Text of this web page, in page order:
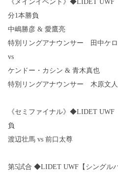
分1本勝負
中嶋勝彦 & 愛鷹亮
特別リングアナウンサー 田中ケロ
vs
ケンドー・カシン & 青木真也
特別リングアナウンサー 木原文人
《セミファイナル》◆LIDET UWF
負
渡辺壮馬 vs 前口太尊
第5試合 ◆LIDET UWF【シングル